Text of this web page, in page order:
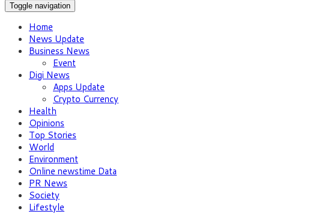
Toggle navigation
Home
News Update
Business News
Event
Digi News
Apps Update
Crypto Currency
Health
Opinions
Top Stories
World
Environment
Online newstime Data
PR News
Society
Lifestyle